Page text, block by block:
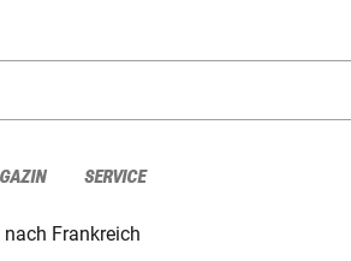
SERVICE
Frankreich